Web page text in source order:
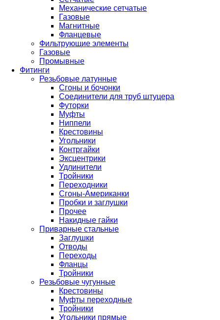
Механические сетчатые
Газовые
Магнитные
Фланцевые
Фильтрующие элементы
Газовые
Промывные
Фитинги
Резьбовые латунные
Сгоны и бочонки
Соединители для труб штуцера
Футорки
Муфты
Ниппели
Крестовины
Угольники
Контргайки
Эксцентрики
Удлинители
Тройники
Переходники
Сгоны-Американки
Пробки и заглушки
Прочее
Накидные гайки
Приварные стальные
Заглушки
Отводы
Переходы
Фланцы
Тройники
Резьбовые чугунные
Крестовины
Муфты переходные
Тройники
Угольники прямые